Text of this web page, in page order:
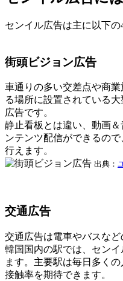
センイル広告は主に以下の
街頭ビジョン広告
車通りの多い交差点や商
る場所に設置されている
広告です。
静止看板とは違い、動画
ンテンツ配信ができるの
行えます。
出典：
交通広告
交通広告は電車やバスなど
韓国国内の駅では、セン
ます。主要駅は毎日多く
接触率を期待できます。